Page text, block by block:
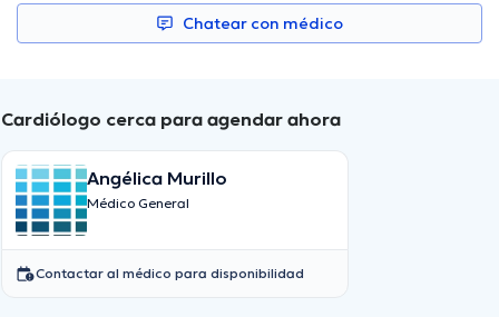
Chatear con médico
Cardiólogo cerca para agendar ahora
Angélica Murillo
Médico General
Contactar al médico para disponibilidad